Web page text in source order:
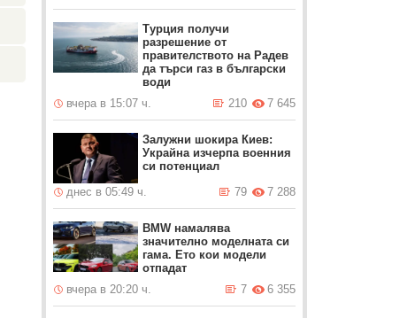
Турция получи
разрешение от
правителството на Радев
да търси газ в български
води
вчера в 15:07 ч.
7 645
210
Залужни шокира Киев:
Украйна изчерпа военния
си потенциал
днес в 05:49 ч.
7 288
79
BMW намалява
значително моделната си
гама. Ето кои модели
отпадат
вчера в 20:20 ч.
6 355
7